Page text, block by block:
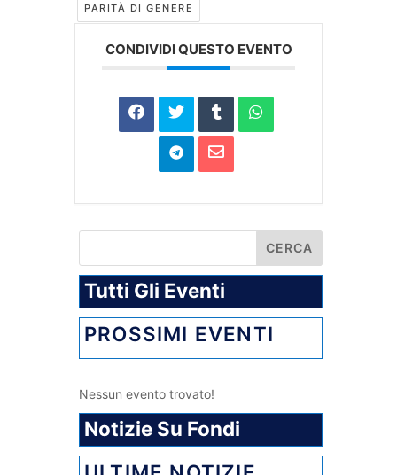
PARITÀ DI GENERE
CONDIVIDI QUESTO EVENTO
Tutti Gli Eventi
PROSSIMI EVENTI
Nessun evento trovato!
Notizie Su Fondi